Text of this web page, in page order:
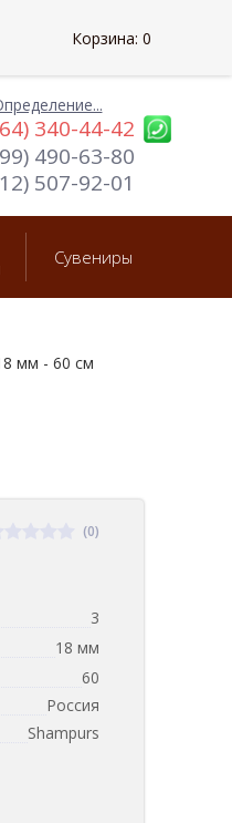
340-44-42
490-63-80
507-92-01
Сувениры
мм - 60 см
(0)
3
18 мм
60
Россия
Shampurs
Корзина: 0